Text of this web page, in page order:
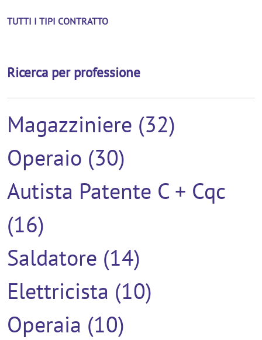
TUTTI I TIPI CONTRATTO
Ricerca per professione
Magazziniere (32)
Operaio (30)
Autista Patente C + Cqc
(16)
Saldatore (14)
Elettricista (10)
Operaia (10)